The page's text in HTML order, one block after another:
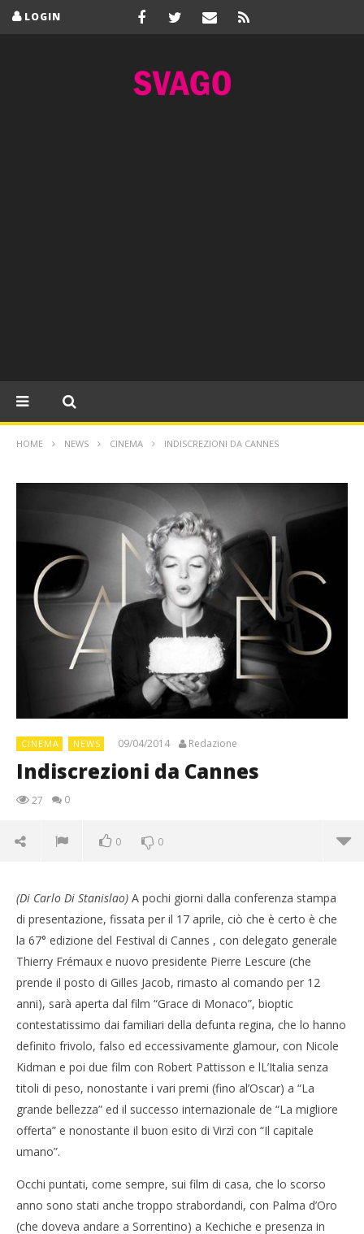
LOGIN
HOME NEWS CINEMA INDISCREZIONI DA CANNES
CINEMA NEWS 09/04/2014 Redazione
Indiscrezioni da Cannes
27 0
0 0
NOW VIEWING
Indiscrezioni da Cannes
09/04/2014
(Di Carlo Di Stanislao) A pochi giorni dalla conferenza stampa
di presentazione, fissata per il 17 aprile, ciò che è certo è che
la 67° edizione del Festival di Cannes , con delegato generale
Thierry Frémaux e nuovo presidente Pierre Lescure (che
prende il posto di Gilles Jacob, rimasto al comando per 12
anni), sarà aperta dal film “Grace di Monaco”, bioptic
contestatissimo dai familiari della defunta regina, che lo hanno
definito frivolo, falso ed eccessivamente glamour, con Nicole
Kidman e poi due film con Robert Pattisson e lL’Italia senza
titoli di peso, nonostante i vari premi (fino al’Oscar) a “La
grande bellezza” ed il successo internazionale de “La migliore
offerta” e nonostante il buon esito di Virzì con “Il capitale
umano”.
Occhi puntati, come sempre, sui film di casa, che lo scorso
anno sono stati anche troppo strabordandi, con Palma d’Oro
(che doveva andare a Sorrentino) a Kechiche e presenza in